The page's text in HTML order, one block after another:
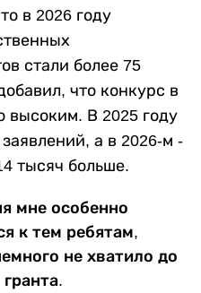
в 2026 году
стали более 75
что конкурс в
высоким. В 2025 году
а в 2026-м -
тысяч больше.
мне особенно
к тем ребятам,
не хватило до